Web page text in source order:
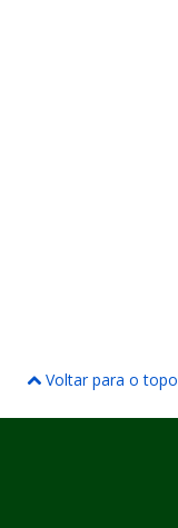
Voltar para o topo